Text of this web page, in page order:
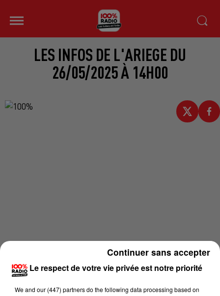
LES INFOS DE L'ARIEGE DU
26/05/2025 À 14H00
Le respect de votre vie privée est notre priorité
We and our (447) partnersdo the following data processing based on
Continuer sans accepter